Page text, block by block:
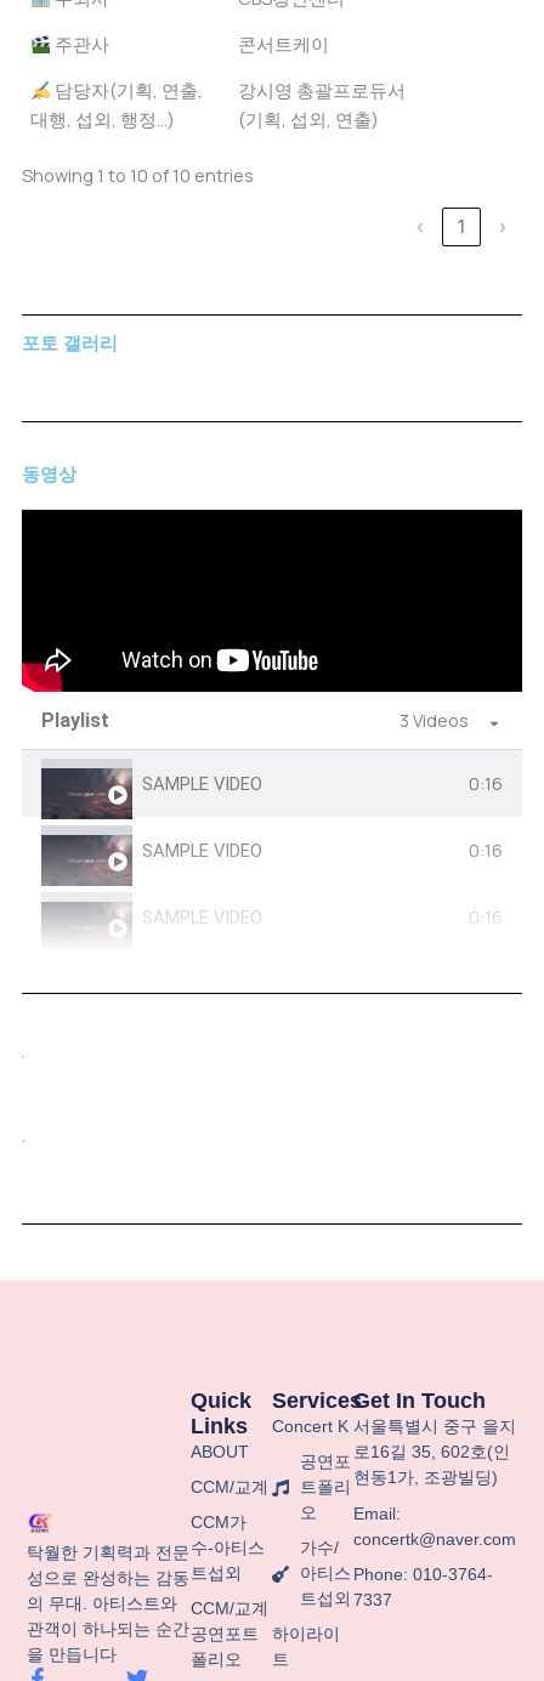
주관사
콘서트케이
담당자(기획, 연출,
대행, 섭외, 행정...)
강시영 총괄프로듀서
(기획, 섭외, 연출)
Showing 1 to 10 of 10 entries
‹ 1 ›
포토 갤러리
동영상
Playlist 3 Videos
SAMPLE VIDEO 0:16
SAMPLE VIDEO 0:16
SAMPLE VIDEO 0:16
.
.
탁월한 기획력과 전문
성으로 완성하는 감동
의 무대. 아티스트와
관객이 하나되는 순간
을 만듭니다
Services
Concert K
공연포
트폴리
오
가수/
아티스
트섭외
하이라이
트
Quick
Links
ABOUT
CCM/교계
CCM가
수-아티스
트섭외
CCM/교계
공연포트
폴리오
Get In Touch
서울특별시 중구 을지
로16길 35, 602호(인
현동1 가 조광빌딩)
Email:
concertk@naver.com
Phone: 010-3764-
7337